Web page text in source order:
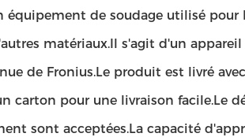
équipement de soudage utilisé pour
matériaux.Il s'agit d'un
de Fronius.Le produit est livré
carton pour une livraison facile.Le
sont acceptées.La capacité